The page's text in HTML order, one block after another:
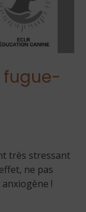
fugue-
très stressant
ne pas
!